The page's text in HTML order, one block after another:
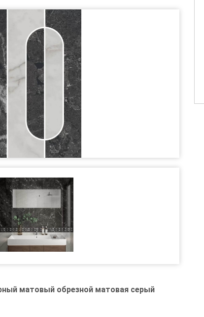
матовый обрезной матовая серый